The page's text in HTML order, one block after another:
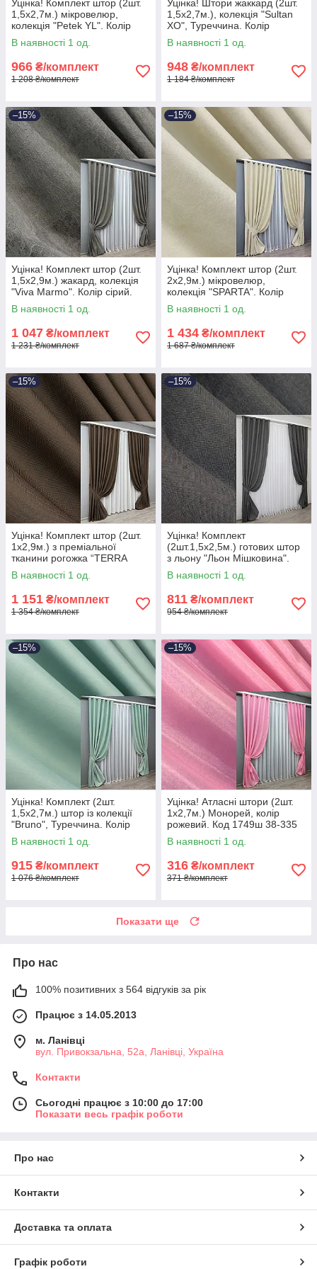
Уцінка! Комплект штор (2шт.
1,5х2,7м.) мікровелюр,
колекція "Petek YL". Колір
білий. Код 2021ш 38-330
В наявності 1 од.
966 ₴/комплект
1 208 ₴/комплект
Уцінка! Штори жаккард (2шт.
1,5х2,7м.), колекція "Sultan
XO", Туреччина. Колір
капучино. Код 1143ш 38-275
В наявності 1 од.
948 ₴/комплект
1 184 ₴/комплект
–15%
Уцінка! Комплект штор (2шт.
1,5х2,9м.) жакард, колекція
"Viva Marmo". Колір сірий.
Код 1788ш 38-310
В наявності 1 од.
1 047 ₴/комплект
1 231 ₴/комплект
–15%
Уцінка! Комплект штор (2шт.
2х2,9м.) мікровелюр,
колекція "SPARTA". Колір
кремовий. Код 844ш 38-258
В наявності 1 од.
1 434 ₴/комплект
1 687 ₴/комплект
–15%
Уцінка! Комплект штор (2шт.
1х2,9м.) з преміальної
тканини рогожка “TERRA
LUXE”. Колір шоколадний.
Код 1861ш 38-313
В наявності 1 од.
1 151 ₴/комплект
1 354 ₴/комплект
–15%
Уцінка! Комплект
(2шт.1,5х2,5м.) готових штор
з льону "Льон Мішковина".
Колір графітовий. Код 1140ш
38-251
В наявності 1 од.
811 ₴/комплект
954 ₴/комплект
–15%
Уцінка! Комплект (2шт.
1,5х2,7м.) штор із колекції
"Bruno", Туреччина. Колір
фісташковий. Код 958ш 38-
294
В наявності 1 од.
915 ₴/комплект
1 076 ₴/комплект
–15%
Уцінка! Атласні штори (2шт.
1х2,7м.) Монорей, колір
рожевий. Код 1749ш 38-335
В наявності 1 од.
316 ₴/комплект
371 ₴/комплект
Показати ще
Про нас
100% позитивних з 564 відгуків за рік
Працює з 14.05.2013
м. Ланівці
вул. Привокзальна, 52а, Ланівці, Україна
Контакти
Сьогодні працює з 10:00 до 17:00
Показати весь графік роботи
Про нас
Контакти
Доставка та оплата
Графік роботи